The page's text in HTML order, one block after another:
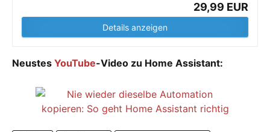
29,99 EUR
Details anzeigen
Neustes YouTube-Video zu Home Assistant: